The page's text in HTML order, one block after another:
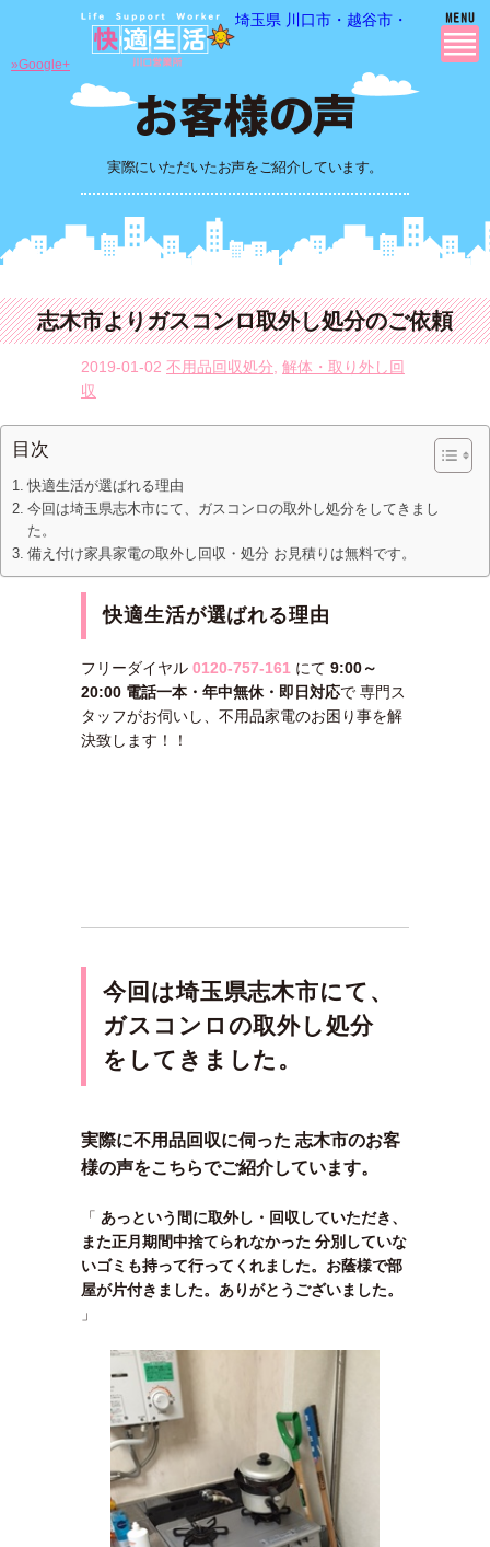
埼玉県 川口市・越谷市・さいたま
実際にいただいたお声をご紹介しています。
»Google+
志木市よりガスコンロ取外し処分のご依頼
2019-01-02 不用品回収処分 解体・取り外し回
収
目次
快適生活が選ばれる理由
今回は埼玉県志木市にて、ガスコンロの取外し処分をしてきまし
た。
備え付け家具家電の取外し回収・処分 お見積りは無料です。
快適生活が選ばれる理由
フリーダイヤル 0120-757-161 にて 9:00～
20:00 電話一本・年中無休・即日対応で 専門ス
タッフがお伺いし、不用品家電のお困り事を解
決致します！！
今回は埼玉県志木市にて、
ガスコンロの取外し処分
をしてきました。
実際に不用品回収に伺った 志木市のお客
様の声をこちらでご紹介しています。
「 あっという間に取外し・回収していただき、
また正月期間中捨てられなかった 分別していな
いゴミも持って行ってくれました。お蔭様で部
屋が片付きました。ありがとうございました。
」